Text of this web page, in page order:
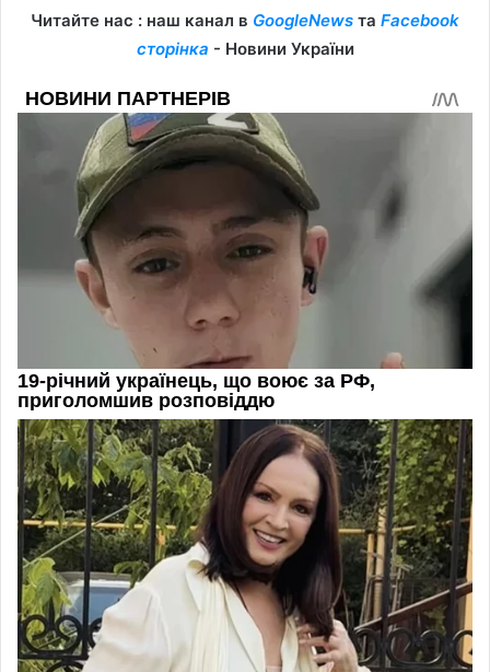
Читайте нас : наш канал в GoogleNews та Facebook
сторінка - Новини України